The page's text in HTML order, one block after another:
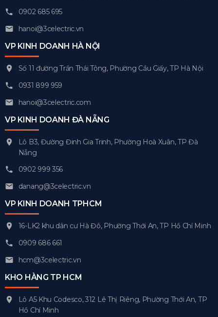
0902 685 695
hanoi@3celectric.vn
VP KINH DOANH HÀ NỘI
Số 11 đường Trần Thái Tông, Phường Cầu Giấy, TP Hà Nội
0931 899 959
hanoi@3celectric.com
VP KINH DOANH ĐÀ NẴNG
Lô B3, Đường Đinh Gia Trinh, Phường Hoà Xuân, TP Đà
Nẵng
0902 999 356
danang@3celectric.vn
VP KINH DOANH TPHCM
16-LK2 khu dân cư Hà Đô, Phường Thới An, TP Hồ Chí Minh
0909 686 661
hcm@3celectric.vn
KHO HÀNG TP HCM
Lô A5 Khu Codesco, 312 Lê Thị Riêng, Phường Thới An, TP
Hồ Chí Minh